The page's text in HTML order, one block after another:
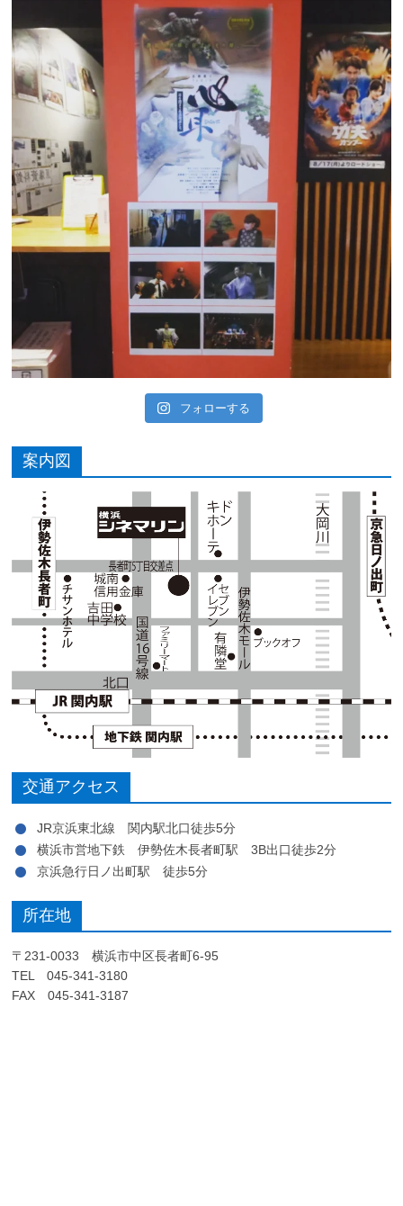
フォローする
案内図
交通アクセス
JR京浜東北線 関内駅北口徒歩5分
横浜市営地下鉄 伊勢佐木長者町駅 3B出口徒歩2分
京浜急行日ノ出町駅 徒歩5分
所在地
〒231-0033 横浜市中区長者町6-95
TEL 045-341-3180
FAX 045-341-3187